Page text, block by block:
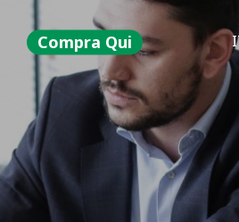
Compra Qui